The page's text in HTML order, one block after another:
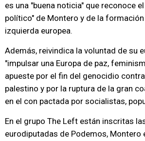
es una "buena noticia" que reconoce
político" de Montero y de la
izquierda europea.
Además, reivindica la voluntad de su
"impulsar una Europa de paz,
apueste por el fin del genocidio
palestino y por la ruptura de la gran
en el con pactada por socialistas,
En el grupo The Left están inscritas
eurodiputadas de Podemos, Montero